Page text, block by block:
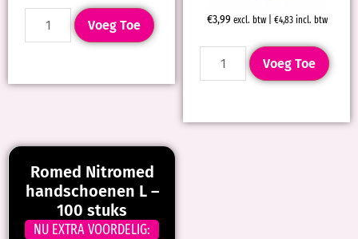
Voeg Toe €3,99 excl. btw | €4,83incl. btw
Voeg Toe
Romed Nitromed
handschoenen L –
100 stuks
NU EXTRA VOORDELIG: